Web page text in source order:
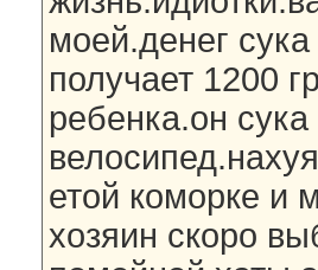
моей.денег сука
получает 1200
ребенка.он
етой коморке и
хозяин скоро